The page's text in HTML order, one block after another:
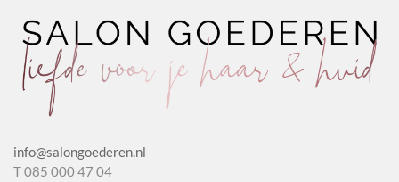
info@salongoederen.nl
T 085 000 47 04